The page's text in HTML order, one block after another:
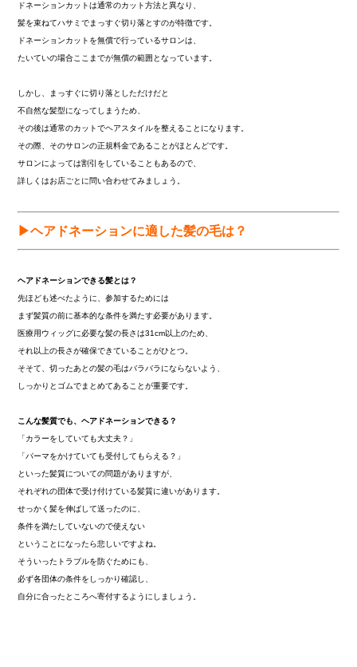
ドネーションカットは通常のカット方法と異なり、
髪を束ねてハサミでまっすぐ切り落とすのが特徴です。
ドネーションカットを無償で行っているサロンは、
たいていの場合ここまでが無償の範囲となっています。
しかし、まっすぐに切り落としただけだと
不自然な髪型になってしまうため、
その後は通常のカットでヘアスタイルを整えることになります。
その際、そのサロンの正規料金であることがほとんどです。
サロンによっては割引をしていることもあるので、
詳しくはお店ごとに問い合わせてみましょう。
▶ヘアドネーションに適した髪の毛は？
ヘアドネーションできる髪とは？
先ほども述べたように、参加するためには
まず髪質の前に基本的な条件を満たす必要があります。
医療用ウィッグに必要な髪の長さは31cm以上のため、
それ以上の長さが確保できていることがひとつ。
そそて、切ったあとの髪の毛はバラバラにならないよう、
しっかりとゴムでまとめてあることが重要です。
こんな髪質でも、ヘアドネーションできる？
「カラーをしていても大丈夫？」
「パーマをかけていても受付してもらえる？」
といった髪質についての問題がありますが、
それぞれの団体で受け付けている髪質に違いがあります。
せっかく髪を伸ばして送ったのに、
条件を満たしていないので使えない
ということになったら悲しいですよね。
そういったトラブルを防ぐためにも、
必ず各団体の条件をしっかり確認し、
自分に合ったところへ寄付するようにしましょう。